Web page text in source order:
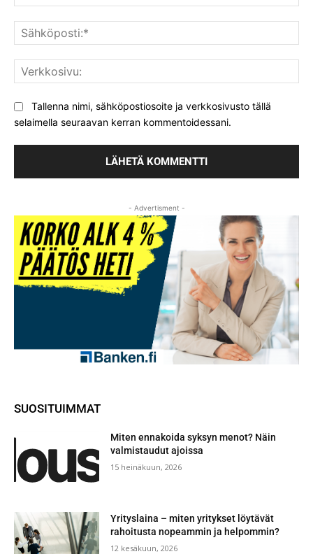
Tallenna nimi, sähköpostiosoite ja verkkosivusto tällä
selaimella seuraavan kerran kommentoidessani.
- Advertisment -
SUOSITUIMMAT
Miten ennakoida syksyn menot? Näin
valmistaudut ajoissa
15 heinäkuun, 2026
Yrityslaina – miten yritykset löytävät
rahoitusta nopeammin ja helpommin?
12 kesäkuun, 2026